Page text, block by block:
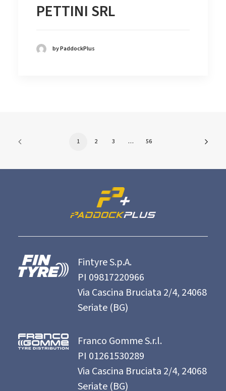
PETTINI SRL
by PaddockPlus
1 2 3 … 56
Fintyre S.p.A.
PI 09817220966
Via Cascina Bruciata 2/4, 24068
Seriate (BG)
Franco Gomme S.r.l.
PI 01261530289
Via Cascina Bruciata 2/4, 24068
Seriate (BG)